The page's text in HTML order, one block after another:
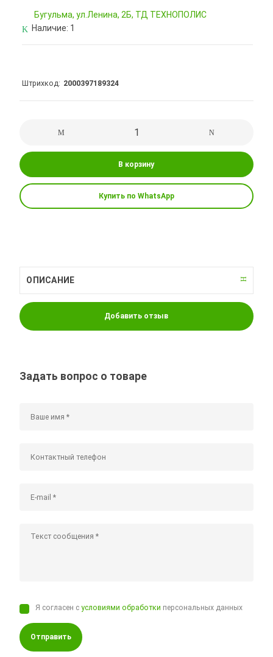
Бугульма, ул.Ленина, 2Б, ТД ТЕХНОПОЛИС
Наличие: 1
Штрихкод 2000397189324
В корзину
Купить по WhatsApp
ОПИСАНИЕ
Добавить отзыв
Задать вопрос о товаре
Я согласен сусловиями обработки персональных данных
Отправить